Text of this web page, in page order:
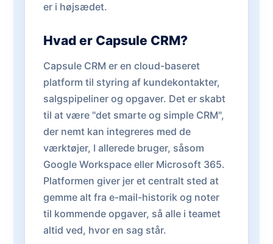
er i højsædet.
Hvad er Capsule CRM?
Capsule CRM er en cloud-baseret
platform til styring af kundekontakter,
salgspipeliner og opgaver. Det er skabt
til at være "det smarte og simple CRM",
der nemt kan integreres med de
værktøjer, I allerede bruger, såsom
Google Workspace eller Microsoft 365.
Platformen giver jer et centralt sted at
gemme alt fra e-mail-historik og noter
til kommende opgaver, så alle i teamet
altid ved, hvor en sag står.